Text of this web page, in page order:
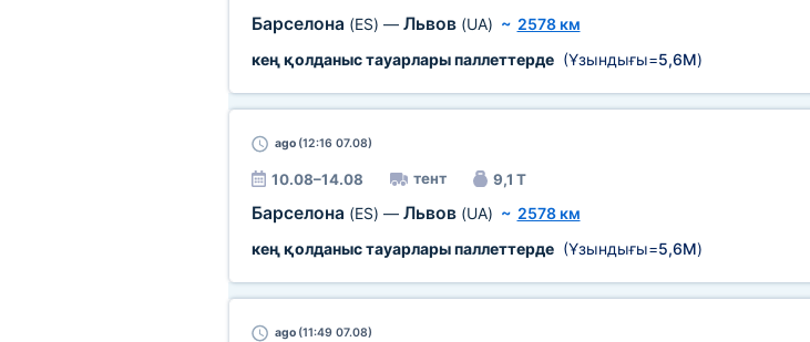
Барселона (ES) — Львов (UA) ~ 2578 км
кең қолданыс тауарлары паллеттерде(Ұзындығы=5,6М)
ago (12:16 07.08)
10.08–14.08 тент 9,1 Т
Барселона (ES) — Львов (UA) ~ 2578 км
кең қолданыс тауарлары паллеттерде(Ұзындығы=5,6М)
ago (11:49 07.08)